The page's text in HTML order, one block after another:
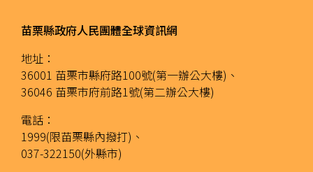
苗栗縣政府人民團體全球資訊網
地址：
36001 苗栗市縣府路100號(第一辦公大樓)、
36046 苗栗市府前路1號(第二辦公大樓)
電話：
1999(限苗栗縣內撥打)、
037-322150(外縣市)